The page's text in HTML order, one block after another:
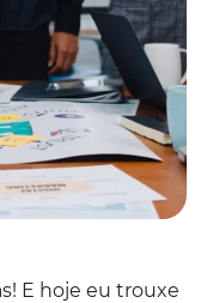
E hoje eu trouxe